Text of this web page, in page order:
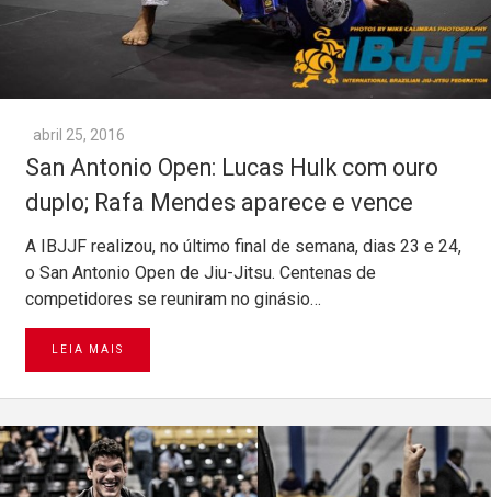
abril 25, 2016
San Antonio Open: Lucas Hulk com ouro
duplo; Rafa Mendes aparece e vence
A IBJJF realizou, no último final de semana, dias 23 e 24,
o San Antonio Open de Jiu-Jitsu. Centenas de
competidores se reuniram no ginásio…
LEIA MAIS